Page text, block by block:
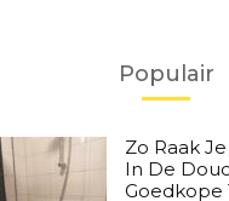
Populair
Zo Raak
In De
Goedkope